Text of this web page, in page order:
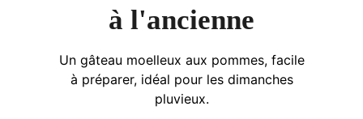
à l'ancienne
Un gâteau moelleux aux pommes, facile
à préparer, idéal pour les dimanches
pluvieux.